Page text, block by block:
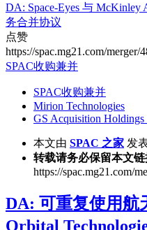
DA: Space-Eyes 与
务合并协议
点赞
https://spac.mg21.com/merger/
SPAC收购兼并
SPAC收购兼并
Mirion Technologies
GS Acquisition
本文由 SPAC 之家 发
转载请务必保留本文链
https://spac.mg21.com/
DA: 可重复使用航
Orbital